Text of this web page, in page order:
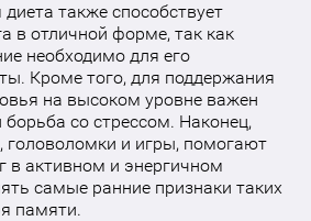
также способствует
в отличной форме, так как
необходимо для его
Кроме того, для поддержания
на высоком уровне важен
со стрессом. Наконец,
головоломки и игры, помогают
в активном и энергичном
самые ранние признаки таких
памяти.